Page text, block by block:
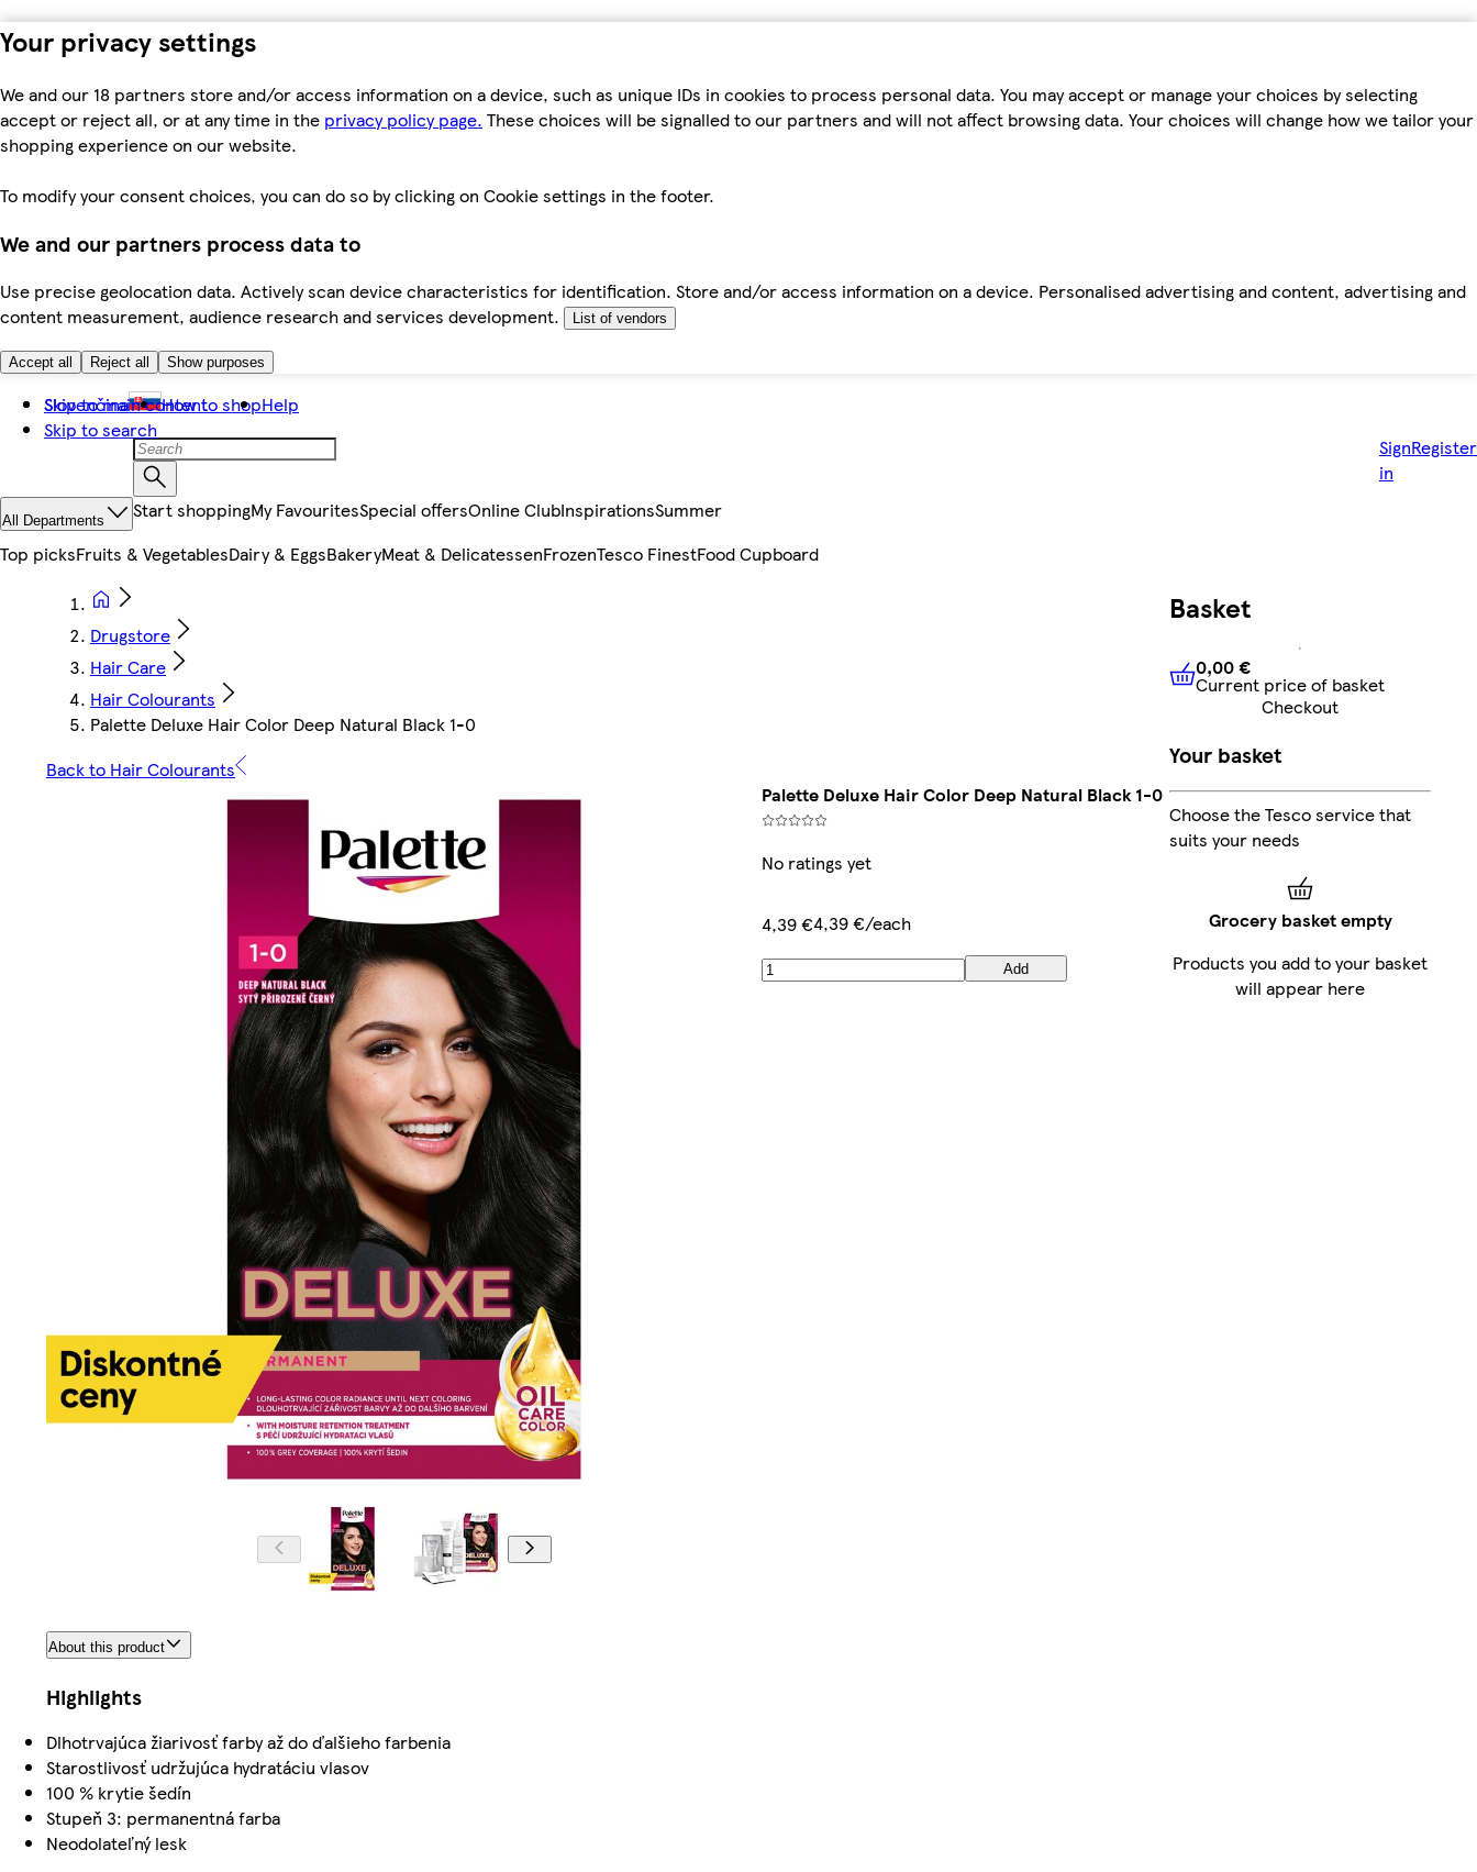
Your privacy settings
We and our 18 partners store and/or access information on a device, such as unique IDs in cookies to process personal data. You may accept or manage your choices by selecting
accept or reject all, or at any time in the privacy policy page. These choices will be signalled to our partners and will not affect browsing data. Your choices will change how we tailor your
shopping experience on our website.
To modify your consent choices, you can do so by clicking on Cookie settings in the footer.
We and our partners process data to
Use precise geolocation data. Actively scan device characteristics for identification. Store and/or access information on a device. Personalised advertising and content, advertising and
content measurement, audience research and services development.
List of vendors
Accept all Reject all Show purposes
Skip to main content
Skip to search
Slovenčina How to shopHelp
Sign
in
Register
All Departments Start shoppingMy FavouritesSpecial offersOnline ClubInspirationsSummer
Top picksFruits & VegetablesDairy & EggsBakeryMeat & DelicatessenFrozenTesco FinestFood Cupboard
Drugstore
Hair Care
Hair Colourants
Palette Deluxe Hair Color Deep Natural Black 1-0
Back to Hair Colourants
Palette Deluxe Hair Color Deep Natural Black 1-0
No ratings yet
4,39 €4,39 €/each
Add
About this product
Highlights
Dlhotrvajúca žiarivosť farby až do ďalšieho farbenia
Starostlivosť udržujúca hydratáciu vlasov
100 % krytie šedín
Stupeň 3: permanentná farba
Neodolateľný lesk
Basket
0,00 €Current price of
0,00 €
Current price of basket
Checkout
Your basket
Choose the Tesco service that
suits your needs
Grocery basket empty
Products you add to your basket
will appear here